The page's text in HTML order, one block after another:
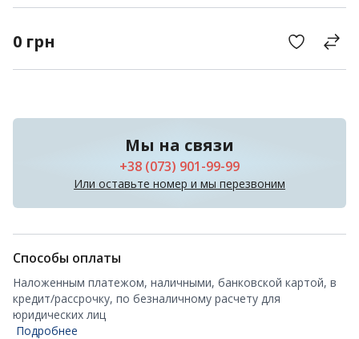
0 грн
Мы на связи
+38 (073) 901-99-99
Или оставьте номер и мы перезвоним
Способы оплаты
Наложенным платежом, наличными, банковской картой, в
кредит/рассрочку, по безналичному расчету для
юридических лиц
Подробнее